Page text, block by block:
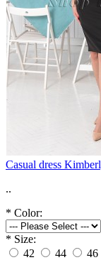
Casual dress
..
* Color:
* Size:
42
44 46